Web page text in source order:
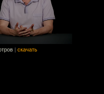
скачать